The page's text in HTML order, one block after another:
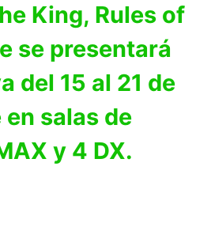
King, Rules of
se presentará
del 15 al 21 de
salas de
y 4 DX.